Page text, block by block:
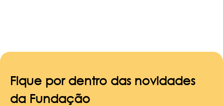
Fique por dentro das novidades
da Fundação